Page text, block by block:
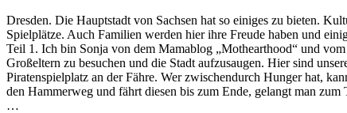
Dresden. Die Hauptstadt von Sachsen hat so einiges zu bieten.
Spielplätze. Auch Familien werden hier ihre Freude haben und
Teil 1. Ich bin Sonja von dem Mamablog „Mothearthood“ und
Großeltern zu besuchen und die Stadt aufzusaugen. Hier sind
Piratenspielplatz an der Fähre. Wer zwischendurch Hunger hat,
den Hammerweg und fährt diesen bis zum Ende, gelangt man
…